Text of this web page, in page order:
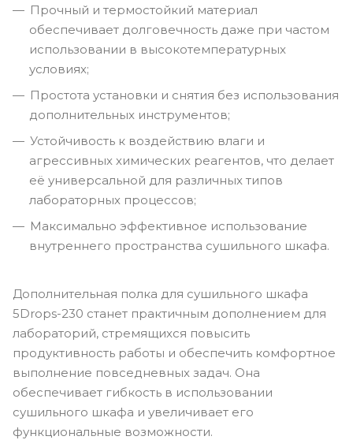
Прочный и термостойкий материал
обеспечивает долговечность даже при частом
использовании в высокотемпературных
условиях;
Простота установки и снятия без использования
дополнительных инструментов;
Устойчивость к воздействию влаги и
агрессивных химических реагентов, что делает
её универсальной для различных типов
лабораторных процессов;
Максимально эффективное использование
внутреннего пространства сушильного шкафа.
Дополнительная полка для сушильного шкафа
5Drops-230 станет практичным дополнением для
лабораторий, стремящихся повысить
продуктивность работы и обеспечить комфортное
выполнение повседневных задач. Она
обеспечивает гибкость в использовании
сушильного шкафа и увеличивает его
функциональные возможности.